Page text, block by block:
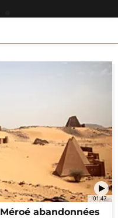
01:47
abandonnées